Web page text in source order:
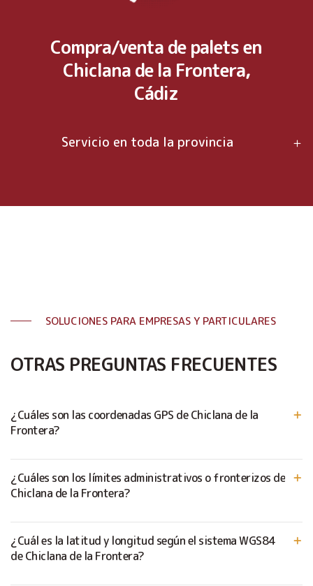
Compra/venta de palets en
Chiclana de la Frontera,
Cádiz
Servicio en toda la provincia
SOLUCIONES PARA EMPRESAS Y PARTICULARES
OTRAS PREGUNTAS FRECUENTES
¿Cuáles son las coordenadas GPS de Chiclana de la
Frontera?
¿Cuáles son los límites administrativos o fronterizos de
Chiclana de la Frontera?
¿Cuál es la latitud y longitud según el sistema WGS84
de Chiclana de la Frontera?